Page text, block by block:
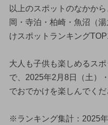
以上のスポットのなかか
岡・寺泊・柏崎・魚沼（
けスポットランキング
大人も子供も楽しめるス
で、2025年2月8日（土）
でおでかけを楽しんでくだ
※ランキング集計：2025